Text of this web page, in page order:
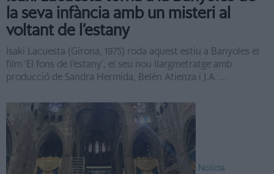
la seva infància amb un misteri al
voltant de l’estany
Isaki Lacuesta (Girona, 1975) roda aquest estiu a Banyoles el
film ‘El fons de l’estany’, el seu nou llargmetratge amb
producció de Sandra Hermida, Belén Atienza i J.A. ...
Notícia